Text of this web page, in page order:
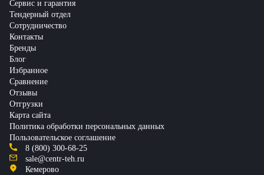
Сервис и гарантия
Тендерный отдел
Сотрудничество
Контакты
Бренды
Блог
Избранное
Сравнение
Отзывы
Отгрузки
Карта сайта
Политика обработки персональных данных
Пользовательское соглашение
8 (800) 300-68-25
sale@centr-teh.ru
Кемерово